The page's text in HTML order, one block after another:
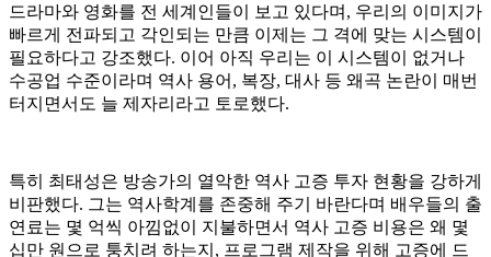
드라마와 영화를 전 세계인들이 보고 있다며, 우리의 이미지가
빠르게 전파되고 각인되는 만큼 이제는 그 격에 맞는 시스템이
필요하다고 강조했다. 이어 아직 우리는 이 시스템이 없거나
수공업 수준이라며 역사 용어, 복장, 대사 등 왜곡 논란이 매번
터지면서도 늘 제자리라고 토로했다.
특히 최태성은 방송가의 열악한 역사 고증 투자 현황을 강하게
비판했다. 그는 역사학계를 존중해 주기 바란다며 배우들의 출
연료는 몇 억씩 아낌없이 지불하면서 역사 고증 비용은 왜 몇
십만 원으로 퉁치려 하는지, 프로그램 제작을 위해 고증에 드